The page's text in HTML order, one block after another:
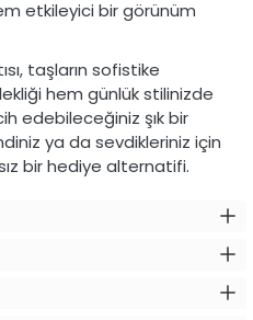
etkileyici bir görünüm
taşların sofistike
hem günlük stilinizde
edebileceğiniz şık bir
ya da sevdikleriniz için
bir hediye alternatifi.